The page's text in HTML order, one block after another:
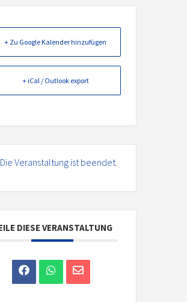
+ Zu Google Kalender hinzufügen
+ iCal / Outlook export
Die Veranstaltung ist beendet.
DIESE VERANSTALTUNG